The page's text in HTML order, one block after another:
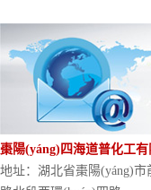
棗陽(yáng)四海道普化工有
地址：湖北省棗陽(yáng)市